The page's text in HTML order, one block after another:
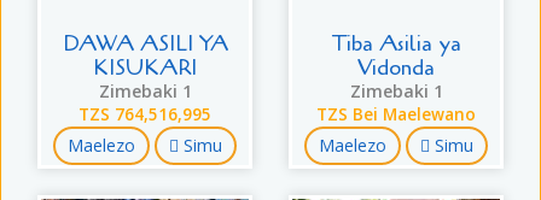
DAWA ASILI YA
KISUKARI
Zimebaki 1
TZS 764,516,995
Maelezo Simu
Tiba Asilia ya
Vidonda
Zimebaki 1
TZS Bei Maelewano
Maelezo Simu